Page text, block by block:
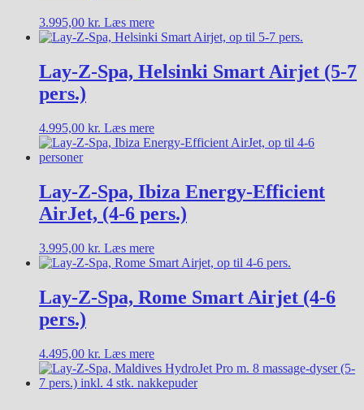
3.995,00 kr. Læs mere
Lay-Z-Spa, Helsinki Smart Airjet (5-7
pers.)
4.995,00 kr. Læs mere
Lay-Z-Spa, Ibiza Energy-Efficient
AirJet, (4-6 pers.)
3.995,00 kr. Læs mere
Lay-Z-Spa, Rome Smart Airjet (4-6
pers.)
4.495,00 kr. Læs mere